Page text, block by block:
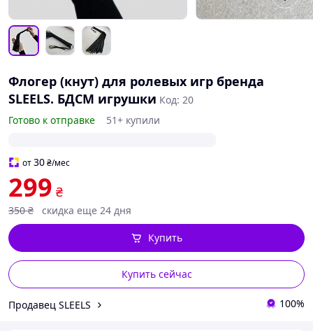
Флогер (кнут) для ролевых игр бренда
SLEELS. БДСМ игрушки Код: 20
Готово к отправке
51+ купили
от30₴/мес
299 ₴
350 ₴ скидка еще 24 дня
Купить сейчас
Купить
Продавец SLEELS 100%